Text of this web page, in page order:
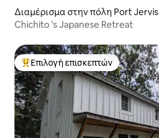
Διαμέρισμα στην πόλη Port Jervis
Chichito 's Japanese Retreat
Κορυφαία επιλογή επισκεπτών
Επιλογή επισκεπτών